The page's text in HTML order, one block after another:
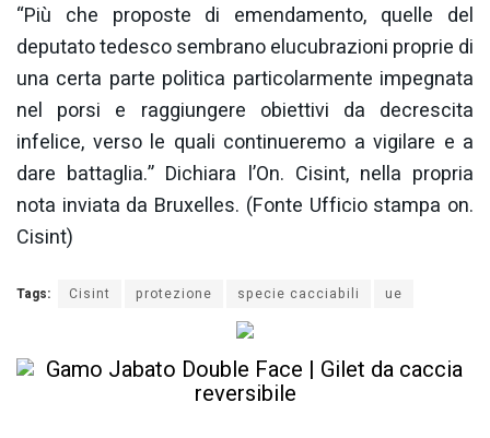
“Più che proposte di emendamento, quelle del
deputato tedesco sembrano elucubrazioni proprie di
una certa parte politica particolarmente impegnata
nel porsi e raggiungere obiettivi da decrescita
infelice, verso le quali continueremo a vigilare e a
dare battaglia.” Dichiara l’On. Cisint, nella propria
nota inviata da Bruxelles. (Fonte Ufficio stampa on.
Cisint)
Tags: Cisint protezione specie cacciabili ue